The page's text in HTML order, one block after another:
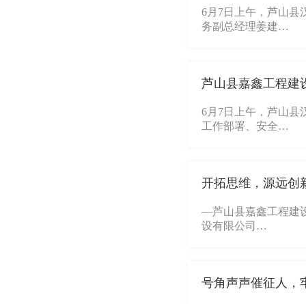
6月7日上午，芦山县
务副总经理姜建…
芦山县嘉鑫工程建
6月7日上午，芦山县
工作部署、安全…
开拓思维，源远创
—芦山县嘉鑫工程建
设有限公司…
号角声声催征人，